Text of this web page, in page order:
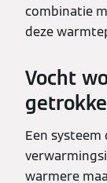
combinatie
deze
Vocht
Een
warmere